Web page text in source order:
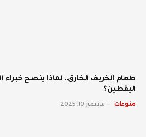
طعام الخريف الخارق.. لماذا ينصح خبراء
اليقطين؟
منوعات سبتمبر 10, 2025